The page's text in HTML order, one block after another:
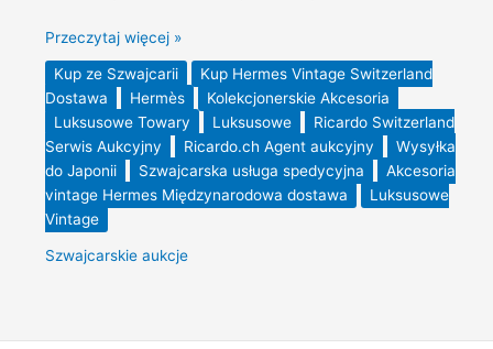
Przeczytaj więcej »
Kup ze Szwajcarii
Kup Hermes Vintage Switzerland
Dostawa
Hermès
Kolekcjonerskie Akcesoria
Luksusowe Towary
Luksusowe
Ricardo Switzerland
Serwis Aukcyjny
Ricardo.ch Agent aukcyjny
Wysyłka
do Japonii
Szwajcarska usługa spedycyjna
Akcesoria
vintage Hermes Międzynarodowa dostawa
Luksusowe
Vintage
Szwajcarskie aukcje